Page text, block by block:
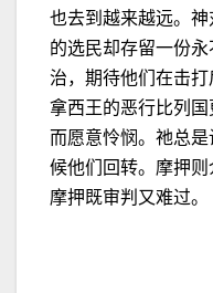
也去到越来越远。
的选民却存留一份
治，期待他们在击
拿西王的恶行比列
而愿意怜悯。祂总
候他们回转。摩押
摩押既审判又难过。